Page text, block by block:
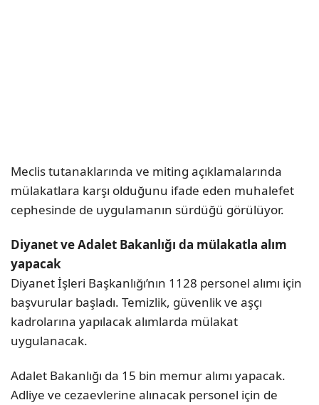
Meclis tutanaklarında ve miting açıklamalarında
mülakatlara karşı olduğunu ifade eden muhalefet
cephesinde de uygulamanın sürdüğü görülüyor.
Diyanet ve Adalet Bakanlığı da mülakatla alım
yapacak
Diyanet İşleri Başkanlığı’nın 1128 personel alımı için
başvurular başladı. Temizlik, güvenlik ve aşçı
kadrolarına yapılacak alımlarda mülakat
uygulanacak.
Adalet Bakanlığı da 15 bin memur alımı yapacak.
Adliye ve cezaevlerine alınacak personel için de